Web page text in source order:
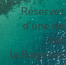
d'une
la